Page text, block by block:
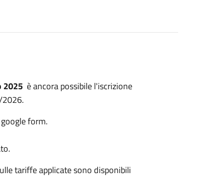
2025 è ancora possibile l'iscrizione
form.
tariffe applicate sono disponibili